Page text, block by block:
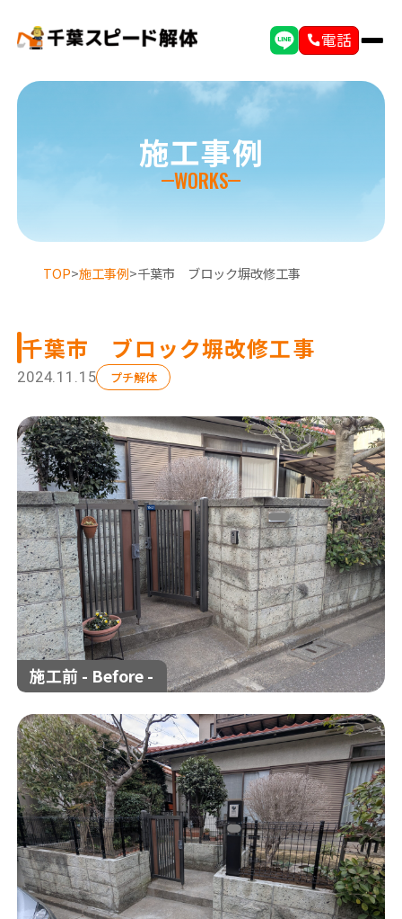
電話
選ばれる理由
解体工事の流れ 解体工事メニュー
会社概要 スタッフ紹介
施工事例 相談会/イベント
現場ブログ お客様の声
補助金情報 空き家対策
来店予約
施工事例
WORKS
TOP>施工事例>千葉市 ブロック塀改修工事
千葉市 ブロック塀改修工事
2024.11.15 プチ解体
施工前 - Before -